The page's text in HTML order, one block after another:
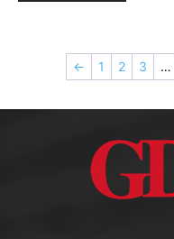
← 1 2 3 …